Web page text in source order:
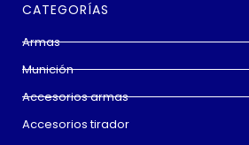
CATEGORÍAS
Armas
Munición
Accesorios armas
Accesorios tirador